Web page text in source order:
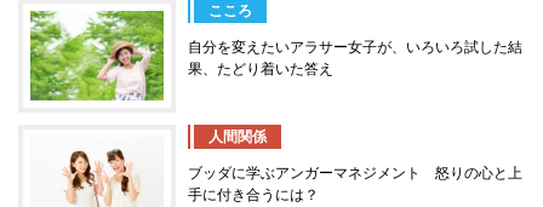
こころ
自分を変えたいアラサー女子が、いろいろ試した結
果、たどり着いた答え
人間関係
ブッダに学ぶアンガーマネジメント 怒りの心と上
手に付き合うには？